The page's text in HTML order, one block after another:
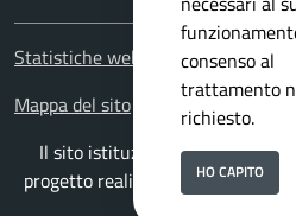
Statistiche web
Mappa del sito
Il sito istituzionale del Comune
progetto realizzato daISWEB S.p.A.
consenso al
trattamento
richiesto.
HO CAPITO